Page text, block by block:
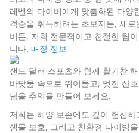
레벨의 다이버에게 맞춤화된 다양
격증을 취득하려는 초보자든, 새
버든, 저희 전문적이고 친절한 팀
니다. 매장 정보
샌드 달러 스포츠와 함께 활기찬
바닷물 속으로 뛰어들고, 멋진 산
남을 추억을 만들어 보세요.
저희는 해양 보존에도 깊이 헌신
생물 보호, 그리고 친환경 다이빙